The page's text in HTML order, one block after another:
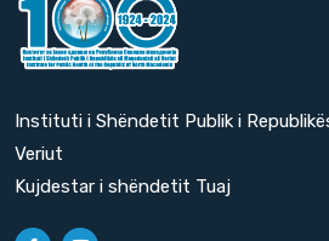
Instituti i Shëndetit Publik i
Veriut
Kujdestar i shëndetit Tuaj